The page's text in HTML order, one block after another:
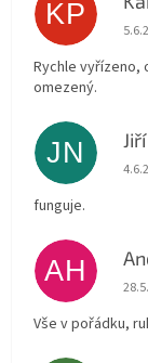
KP
Rychle vyřízeno,
omezený.
JN
funguje.
AH
Vše v pořádku,